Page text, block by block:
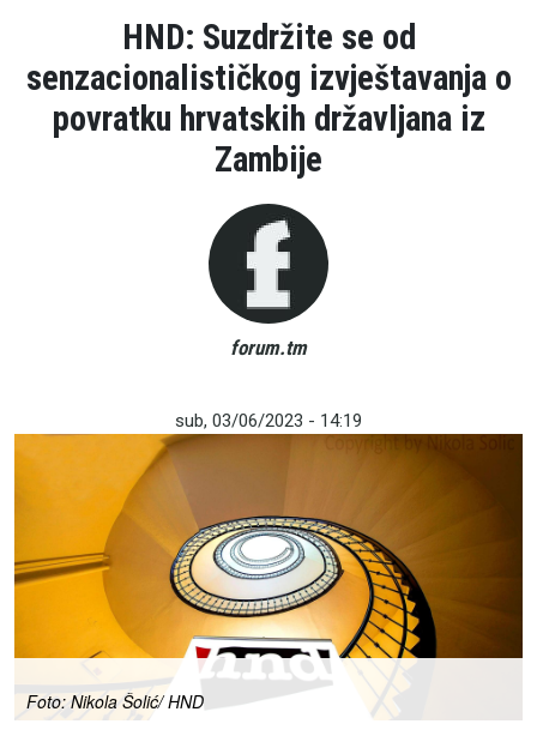
HND: Suzdržite se od
senzacionalističkog izvještavanja o
povratku hrvatskih državljana iz
Zambije
forum.tm
sub, 03/06/2023 - 14:19
Foto: Nikola Šolić/ HND